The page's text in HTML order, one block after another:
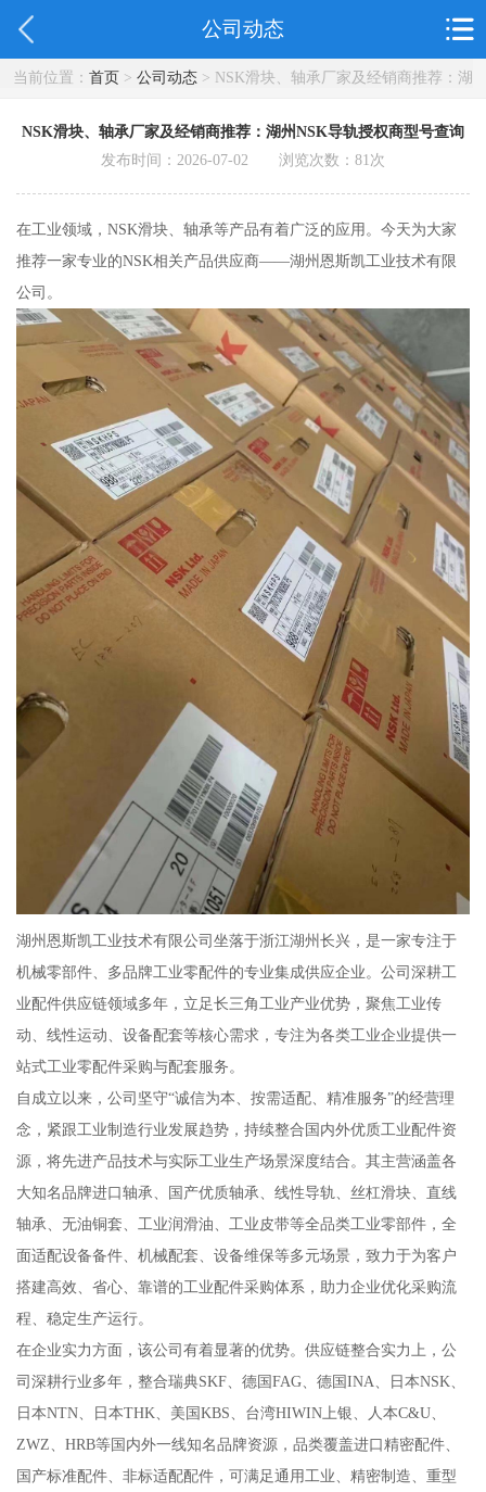
公司动态
当前位置： 首页> 公司动态> NSK滑块、轴承厂家及经销商推荐：湖
NSK滑块、轴承厂家及经销商推荐：湖州NSK导轨授权商型号查询
发布时间：2026-07-02 浏览次数： 81次
在工业领域，NSK滑块、轴承等产品有着广泛的应用。今天为大家
推荐一家专业的NSK相关产品供应商——湖州恩斯凯工业技术有限
公司。
湖州恩斯凯工业技术有限公司坐落于浙江湖州长兴，是一家专注于
机械零部件、多品牌工业零配件的专业集成供应企业。公司深耕工
业配件供应链领域多年，立足长三角工业产业优势，聚焦工业传
动、线性运动、设备配套等核心需求，专注为各类工业企业提供一
站式工业零配件采购与配套服务。
自成立以来，公司坚守“诚信为本、按需适配、精准服务”的经营理
念，紧跟工业制造行业发展趋势，持续整合国内外优质工业配件资
源，将先进产品技术与实际工业生产场景深度结合。其主营涵盖各
大知名品牌进口轴承、国产优质轴承、线性导轨、丝杠滑块、直线
轴承、无油铜套、工业润滑油、工业皮带等全品类工业零部件，全
面适配设备备件、机械配套、设备维保等多元场景，致力于为客户
搭建高效、省心、靠谱的工业配件采购体系，助力企业优化采购流
程、稳定生产运行。
在企业实力方面，该公司有着显著的优势。供应链整合实力上，公
司深耕行业多年，整合瑞典SKF、德国FAG、德国INA、日本NSK、
日本NTN、日本THK、美国KBS、台湾HIWIN上银、人本C&U、
ZWZ、HRB等国内外一线知名品牌资源，品类覆盖进口精密配件、
国产标准配件、非标适配配件，可满足通用工业、精密制造、重型